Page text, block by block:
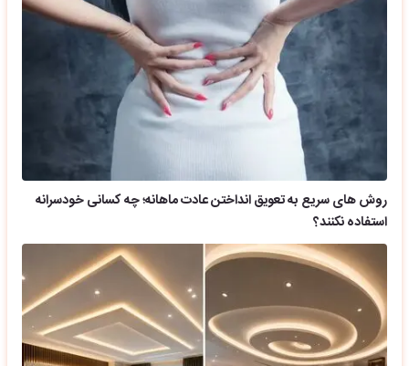
روش های سریع به تعویق انداختن عادت ماهانه؛ چه کسانی خودسرانه
استفاده نکنند؟